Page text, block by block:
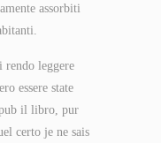
assorbiti
leggere
essere state
il libro, pur
certo je ne sais